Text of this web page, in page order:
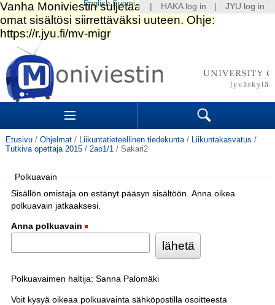
Siirry
sisältöön.
|
Siirry
navigointiin
Sections Search
Etusivu / Ohjelmat / Liikuntatieteellinen tiedekunta / Liikuntakasvatus /
Tutkiva opettaja 2015 / 2ao1/1 / Sakari2
Polkuavain
Sisällön omistaja on estänyt pääsyn sisältöön. Anna oikea
polkuavain jatkaaksesi.
Anna polkuavain
Polkuavaimen haltija: Sanna Palomäki
Voit kysyä oikeaa polkuavainta sähköpostilla osoitteesta
HAKA log in JYU log in
English Suomi